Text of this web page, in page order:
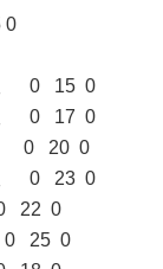
0
板 0 15 0
板 0 17 0
0 20 0
板 0 23 0
22 0
25 0